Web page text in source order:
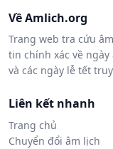
Về Amlich.org
Trang web tra cứu
tin chính xác về
và các ngày lễ tết
Liên kết nhanh
Trang chủ
Chuyển đổi âm lịch